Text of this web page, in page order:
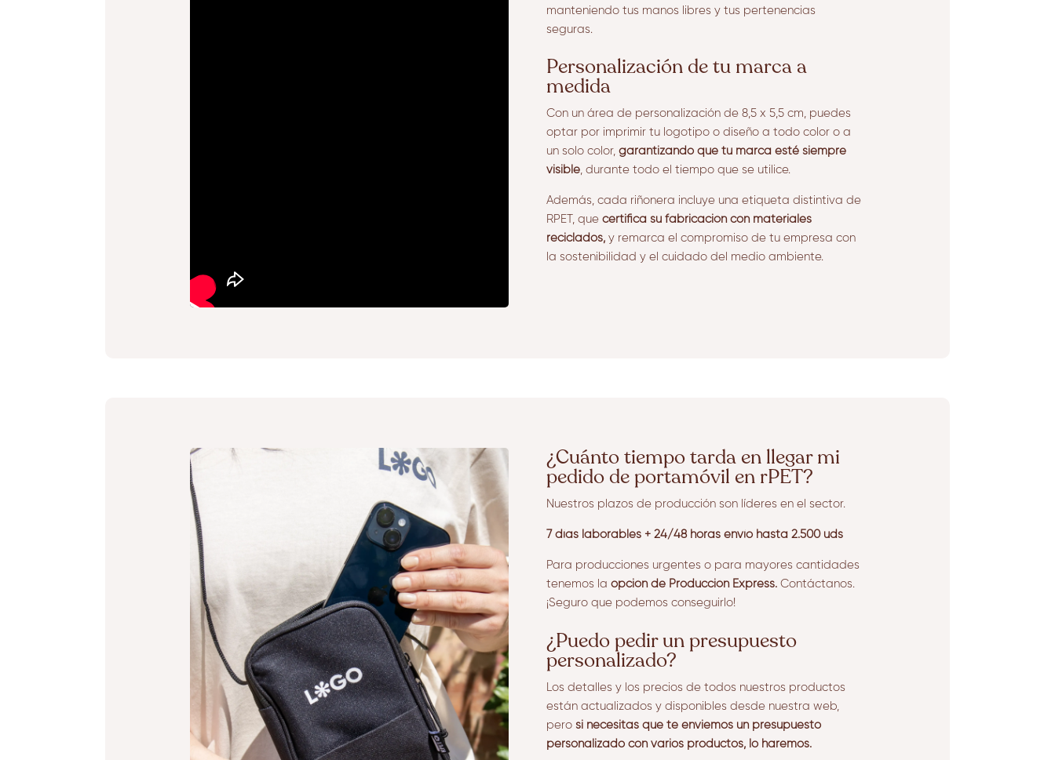
manteniendo tus manos libres y tus pertenencias
seguras.
Personalización de tu marca a
medida
Con un área de personalización de 8,5 x 5,5 cm, puedes
optar por imprimir tu logotipo o diseño a todo color o a
un solo color, garantizando que tu marca esté siempre
visible, durante todo el tiempo que se utilice.
Además, cada riñonera incluye una etiqueta distintiva de
RPET, que certifica su fabricación con materiales
reciclados,y remarca el compromiso de tu empresa con
la sostenibilidad y el cuidado del medio ambiente.
¿Cuánto tiempo tarda en llegar mi
pedido de portamóvil en rPET?
Nuestros plazos de producción son líderes en el sector.
7 días laborables + 24/48 horas envío hasta 2.500 uds
Para producciones urgentes o para mayores cantidades
tenemos la opción de Producción Express.Contáctanos.
¡Seguro que podemos conseguirlo!
¿Puedo pedir un presupuesto
personalizado?
Los detalles y los precios de todos nuestros productos
están actualizados y disponibles desde nuestra web,
pero si necesitas que te enviemos un presupuesto
personalizado con varios productos, lo haremos.